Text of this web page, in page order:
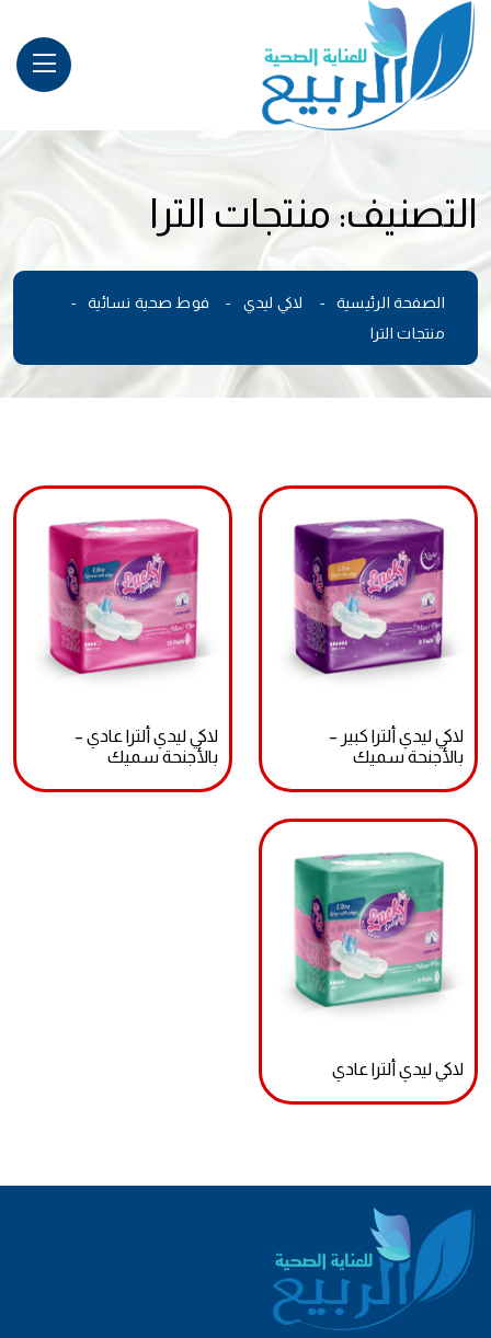
التصنيف: منتجات الترا
الصفحة الرئيسية لاكي ليدي
فوط صحية نسائية
منتجات الترا
لاكي ليدي ألترا كبير –
بالأجنحة سميك
لاكي ليدي ألترا عادي –
بالأجنحة سميك
لاكي ليدي ألترا عادي